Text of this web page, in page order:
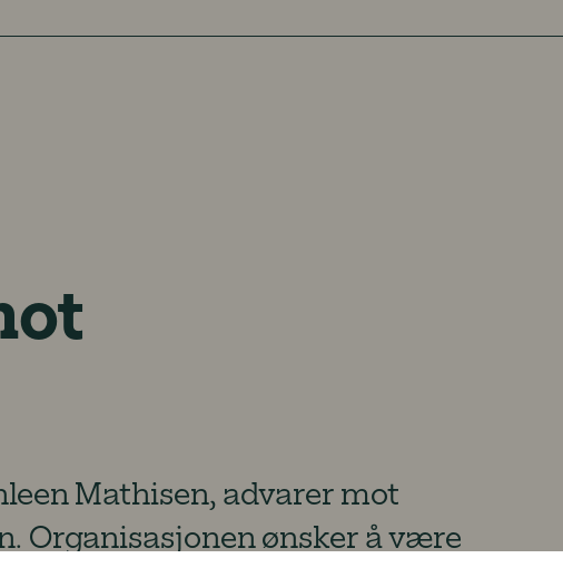
Mathisen, advarer mot
Organisasjonen ønsker å være